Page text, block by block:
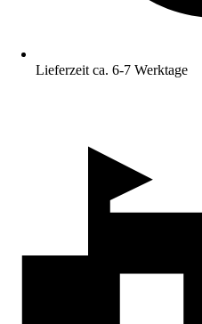
Lieferzeit ca. 6-7 Werktage